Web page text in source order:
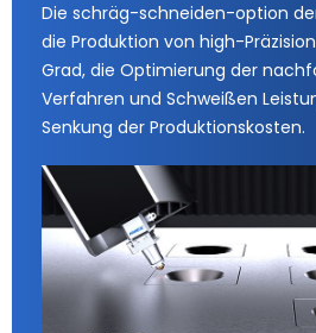
Die schräg-schneiden-option
die Produktion von high-
Grad, die Optimierung der
Verfahren und Schweißen
Senkung der Produktionskosten.